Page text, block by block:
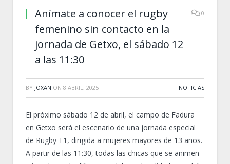
Anímate a conocer el rugby
femenino sin contacto en la
jornada de Getxo, el sábado 12
a las 11:30
0
BY JOXAN ON 8 ABRIL, 2025 NOTICIAS
El próximo sábado 12 de abril, el campo de Fadura
en Getxo será el escenario de una jornada especial
de Rugby T1, dirigida a mujeres mayores de 13 años.
A partir de las 11:30, todas las chicas que se animen